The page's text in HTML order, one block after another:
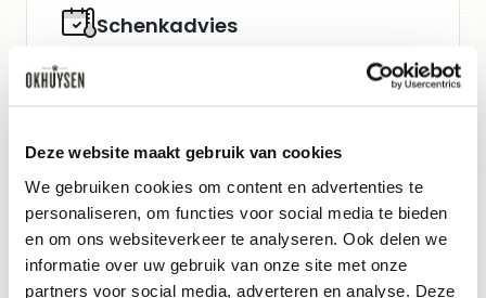
Deze website maakt gebruik van cookies
We gebruiken cookies om content en advertenties te
personaliseren, om functies voor social media te bieden
en om ons websiteverkeer te analyseren. Ook delen we
informatie over uw gebruik van onze site met onze
partners voor social media, adverteren en analyse. Deze
Schenkadvies
In roomboter gebakken slibtong met
friet en salade.